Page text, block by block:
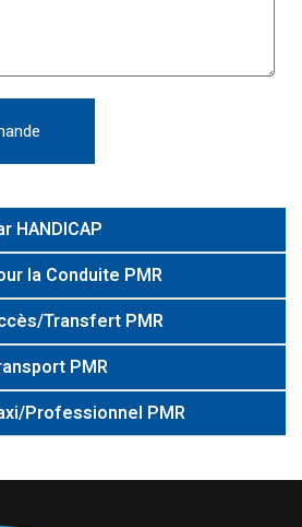
HANDICAP
la Conduite PMR
Transfert PMR
PMR
Professionnel PMR